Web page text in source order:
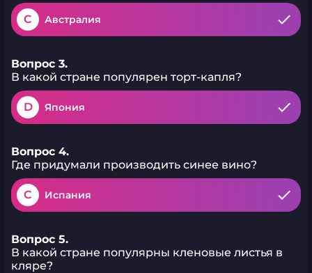
C Австралия
Вопрос 3.
В какой стране популярен торт-капля?
D Япония
Вопрос 4.
Где придумали производить синее вино?
C Испания
Вопрос 5.
В какой стране популярны кленовые листья в
кляре?